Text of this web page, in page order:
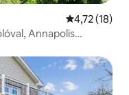
Átlagos
4,72 (18)
Annapolis